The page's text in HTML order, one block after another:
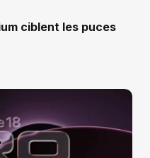
ciblent les puces